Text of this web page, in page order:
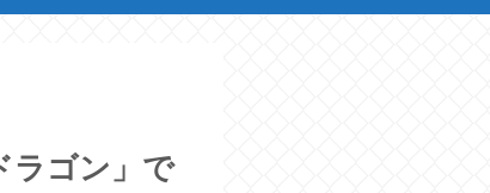
ラゴン」で